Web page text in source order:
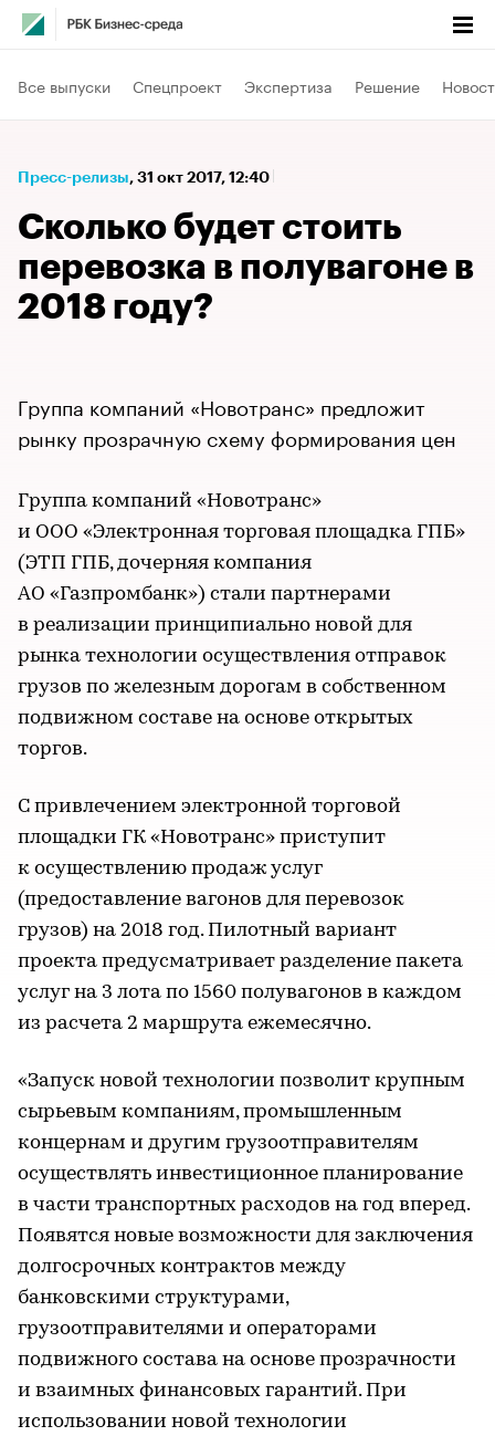
Все выпуски Спецпроект Экспертиза Решение
Пресс-релизы⁠, 31 окт 2017, 12:40
Сколько будет стоить
перевозка в полувагоне в
2018 году?
Группа компаний «Новотранс» предложит
рынку прозрачную схему формирования цен
Группа компаний «Новотранс»
и ООО «Электронная торговая площадка ГПБ»
(ЭТП ГПБ, дочерняя компания
АО «Газпромбанк») стали партнерами
в реализации принципиально новой для
рынка технологии осуществления отправок
грузов по железным дорогам в собственном
подвижном составе на основе открытых
торгов.
С привлечением электронной торговой
площадки ГК «Новотранс» приступит
к осуществлению продаж услуг
(предоставление вагонов для перевозок
грузов) на 2018 год. Пилотный вариант
проекта предусматривает разделение пакета
услуг на 3 лота по 1560 полувагонов в каждом
из расчета 2 маршрута ежемесячно.
«Запуск новой технологии позволит крупным
сырьевым компаниям, промышленным
концернам и другим грузоотправителям
осуществлять инвестиционное планирование
в части транспортных расходов на год вперед.
Появятся новые возможности для заключения
долгосрочных контрактов между
банковскими структурами,
грузоотправителями и операторами
подвижного состава на основе прозрачности
и взаимных финансовых гарантий. При
использовании новой технологии